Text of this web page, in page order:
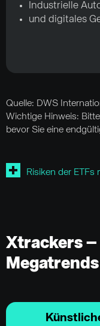
Industrielle
und digitales
Quelle: DWS
Wichtige Hinweis:
bevor Sie eine
Risiken der ETFs
Xtrackers –
Megatrends